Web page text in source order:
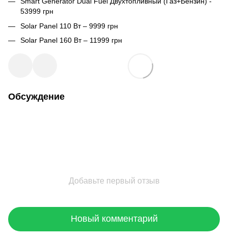
53999 грн
Solar Panel 110 Вт – 9999 грн
Solar Panel 160 Вт – 11999 грн
Обсуждение
Добавьте первый отзыв
Новый комментарий